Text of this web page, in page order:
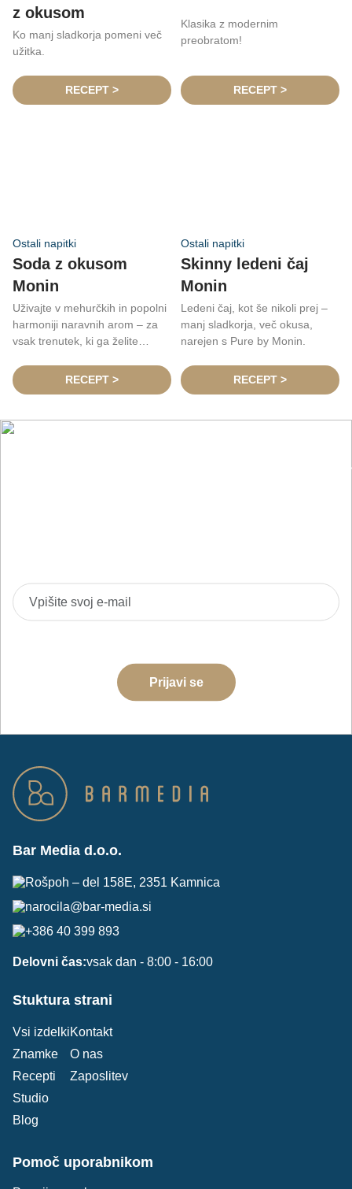
z okusom
Ko manj sladkorja pomeni več
užitka.
RECEPT >
Klasika z modernim
preobratom!
RECEPT >
Ostali napitki
Soda z okusom
Monin
Uživajte v mehurčkih in popolni
harmoniji naravnih arom – za
vsak trenutek, ki ga želite
RECEPT >
Ostali napitki
Skinny ledeni čaj
Monin
Ledeni čaj, kot še nikoli prej –
manj sladkorja, več okusa,
narejen s Pure by Monin.
RECEPT >
Nasveti, trendi in novosti iz sveta
Prijavi se
Bar Media d.o.o.
Rošpoh – del 158E, 2351 Kamnica
narocila@bar-media.si
+386 40 399 893
Delovni čas:vsak dan - 8:00 - 16:00
Stuktura strani
Vsi izdelki
Znamke
Recepti
Studio
Blog
Kontakt
O nas
Zaposlitev
Pomoč uporabnikom